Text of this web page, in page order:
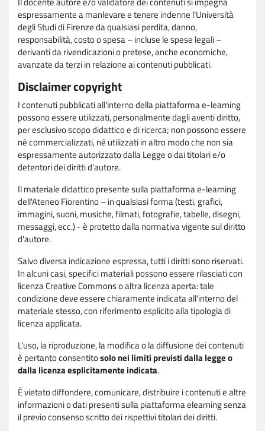
espressamente a manlevare e tenere indenne l'Università
degli Studi di Firenze da qualsiasi perdita, danno,
responsabilità, costo o spesa – incluse le spese legali –
derivanti da rivendicazioni o pretese, anche economiche,
avanzate da terzi in relazione ai contenuti pubblicati.
Disclaimer copyright
I contenuti pubblicati all'interno della piattaforma e-learning
possono essere utilizzati, personalmente dagli aventi diritto,
per esclusivo scopo didattico e di ricerca; non possono essere
né commercializzati, né utilizzati in altro modo che non sia
espressamente autorizzato dalla Legge o dai titolari e/o
detentori dei diritti d'autore.
Il materiale didattico presente sulla piattaforma e-learning
dell'Ateneo Fiorentino – in qualsiasi forma (testi, grafici,
immagini, suoni, musiche, filmati, fotografie, tabelle, disegni,
messaggi, ecc.) - è protetto dalla normativa vigente sul diritto
d'autore.
Salvo diversa indicazione espressa, tutti i diritti sono riservati.
In alcuni casi, specifici materiali possono essere rilasciati con
licenza Creative Commons o altra licenza aperta: tale
condizione deve essere chiaramente indicata all'interno del
materiale stesso, con riferimento esplicito alla tipologia di
licenza applicata.
L'uso, la riproduzione, la modifica o la diffusione dei contenuti
è pertanto consentitosolo nei limiti previsti dalla legge o
dalla licenza esplicitamente indicata.
È vietato diffondere, comunicare, distribuire i contenuti e altre
informazioni o dati presenti sulla piattaforma elearning senza
il previo consenso scritto dei rispettivi titolari dei diritti.